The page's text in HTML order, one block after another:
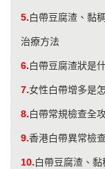
5.白帶豆腐渣、黏
治療方法
6.白帶豆腐渣狀是
7.女性白帶增多是
8.白帶常規檢查全
9.香港白帶異常檢
10.白帶豆腐渣、